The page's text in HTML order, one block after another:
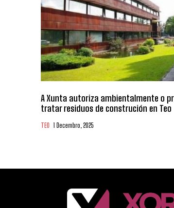
A Xunta autoriza ambientalmente o
tratar residuos de construción en Teo
TEO 1 Decembro, 2025